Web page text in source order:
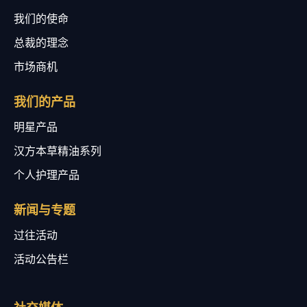
我们的使命
总裁的理念
市场商机
我们的产品
明星产品
汉方本草精油系列
个人护理产品
新闻与专题
过往活动
活动公告栏